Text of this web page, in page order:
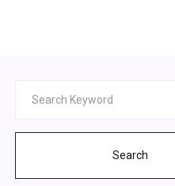
Search